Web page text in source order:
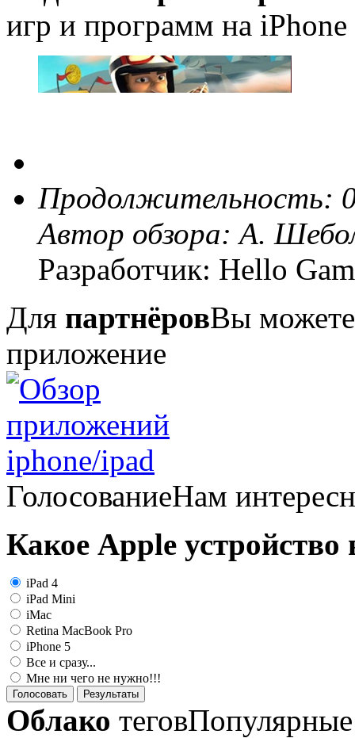
игр и программ на
Продолжительность:
Автор обзора:А.
Разработчик: Hello
Для партнёровВы можете
приложение
ГолосованиеНам
Какое Apple устройство
iPad 4
iPad Mini
iMac
Retina MacBook Pro
iPhone 5
Все и сразу...
Мне ни чего не нужно!!!
Голосовать Результаты
Облако теговПопулярные